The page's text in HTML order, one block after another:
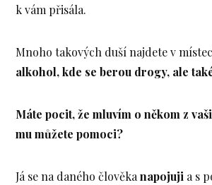
k vám přisála.
Mnoho takových duší najdete v
alkohol, kde se berou drogy, ale
Máte pocit, že mluvím o někom z
mu můžete pomoci?
Já se na daného člověkanapojuji a s